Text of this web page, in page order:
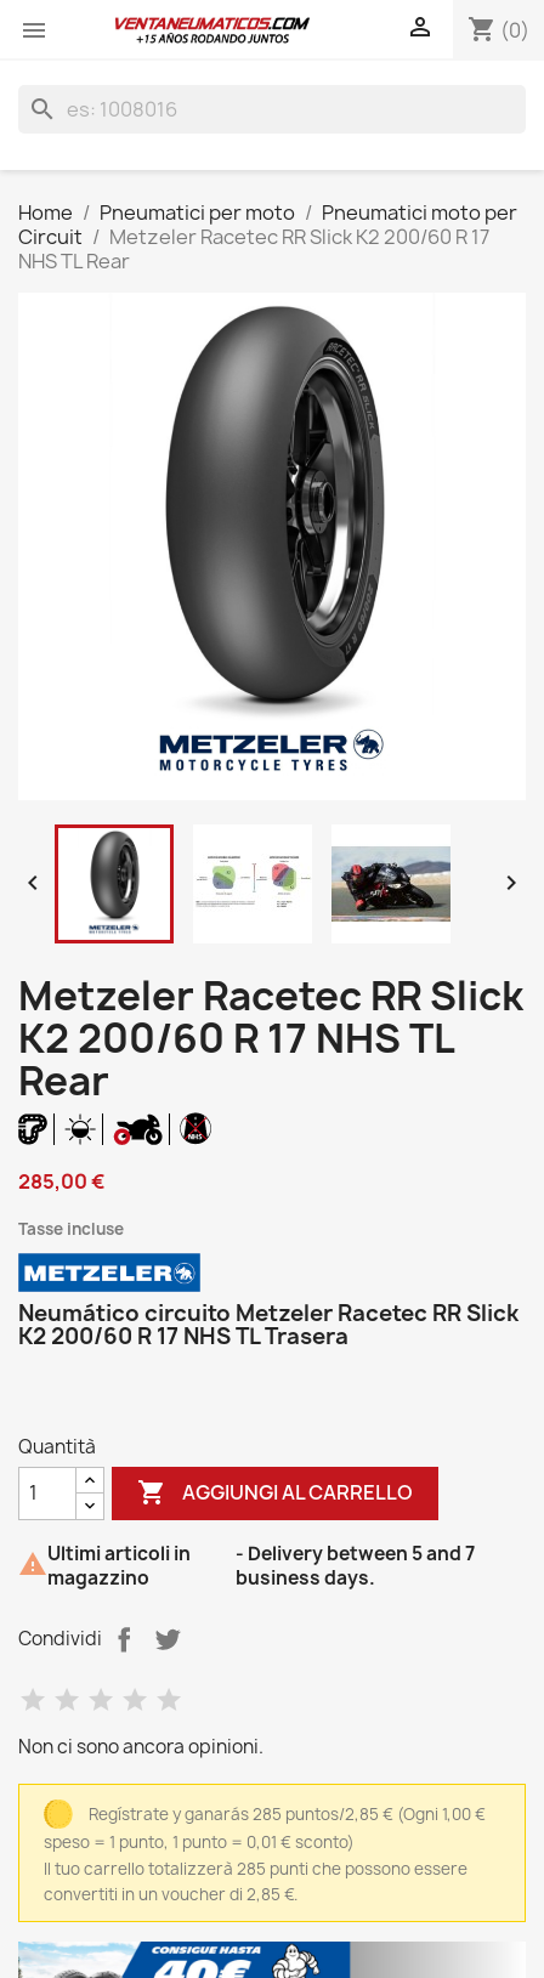
 shopping_cart (0)

search
Home Pneumatici per moto
Pneumatici moto per
Circuit
Metzeler Racetec RR Slick K2 200/60 R 17
NHS TL Rear
 
Metzeler Racetec RR Slick
K2 200/60 R 17 NHS TL
Rear
285,00 €
Tasse incluse
Neumático circuito Metzeler Racetec RR Slick
K2 200/60 R 17 NHS TL Trasera
Quantità
 AGGIUNGI AL CARRELLO
Ultimi articoli in
magazzino
- Delivery between 5 and 7
business days.
Condividi
Non ci sono ancora opinioni.
Regístrate y ganarás 285 puntos/2,85 € (Ogni 1,00 €
speso = 1 punto, 1 punto = 0,01 € sconto)
Il tuo carrello totalizzerà 285 punti che possono essere
convertiti in un voucher di 2,85 €.